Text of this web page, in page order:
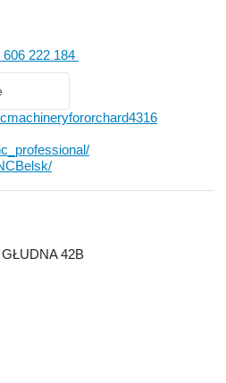
606 222 184
42B